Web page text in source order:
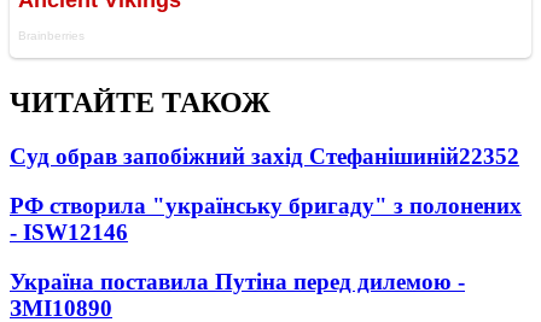
ЧИТАЙТЕ ТАКОЖ
Суд обрав запобіжний захід Стефанішиній22352
РФ створила "українську бригаду" з полонених
- ISW12146
Україна поставила Путіна перед дилемою -
ЗМІ10890